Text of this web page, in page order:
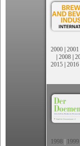
2000 | 2001
| 2008 |
2015 | 2016
1998 1999